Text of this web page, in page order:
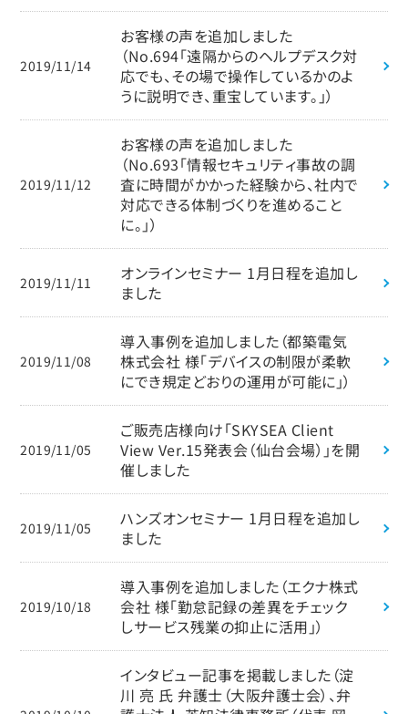
2019/11/14
お客様の声を追加しました
（No.694「遠隔からのヘルプデスク対
応でも、その場で操作しているかのよ
うに説明でき、重宝しています。」）
2019/11/12
お客様の声を追加しました
（No.693「情報セキュリティ事故の調
査に時間がかかった経験から、社内で
対応できる体制づくりを進めること
に。」）
2019/11/11
オンラインセミナー 1月日程を追加し
ました
2019/11/08
導入事例を追加しました（都築電気
株式会社 様「デバイスの制限が柔軟
にでき規定どおりの運用が可能に」）
2019/11/05
ご販売店様向け「SKYSEA Client
View Ver.15発表会（仙台会場）」を開
催しました
2019/11/05
ハンズオンセミナー 1月日程を追加し
ました
2019/10/18
導入事例を追加しました（エクナ株式
会社 様「勤怠記録の差異をチェック
しサービス残業の抑止に活用」）
インタビュー記事を掲載しました（淀
川 亮 氏 弁護士（大阪弁護士会）、弁